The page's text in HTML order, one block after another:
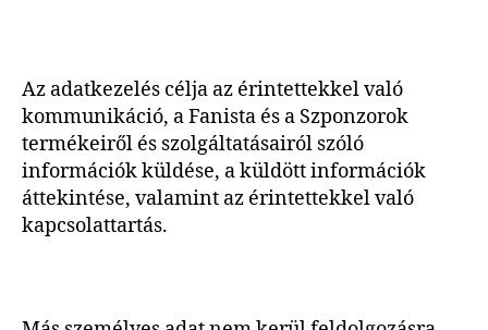
Az adatkezelés célja az érintettekkel való
kommunikáció, a Fanista és a Szponzorok
termékeiről és szolgáltatásairól szóló
információk küldése, a küldött információk
áttekintése, valamint az érintettekkel való
kapcsolattartás.